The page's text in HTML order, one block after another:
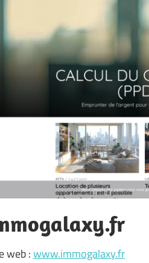
web :www.immogalaxy.fr